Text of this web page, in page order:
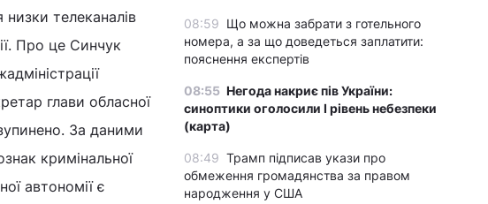
телеканалів
Про це Синчук
глави обласної
За даними
кримінальної
автономії є
08:59 Що можна забрати з готельного
номера, а за що доведеться заплатити:
пояснення експертів
08:55 Негода накриє пів України:
синоптики оголосили І рівень небезпеки
(карта)
08:49 Трамп підписав укази про
обмеження громадянства за правом
народження у США